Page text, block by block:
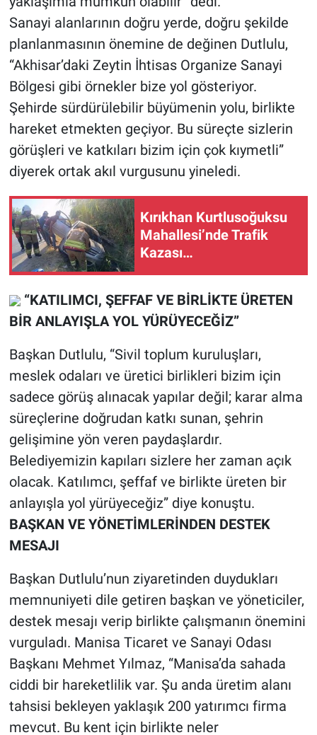
Sanayi alanlarının doğru yerde, doğru şekilde
planlanmasının önemine de değinen Dutlulu,
“Akhisar’daki Zeytin İhtisas Organize Sanayi
Bölgesi gibi örnekler bize yol gösteriyor.
Şehirde sürdürülebilir büyümenin yolu, birlikte
hareket etmekten geçiyor. Bu süreçte sizlerin
görüşleri ve katkıları bizim için çok kıymetli”
diyerek ortak akıl vurgusunu yineledi.
Kırıkhan Kurtlusoğuksu
Mahallesi’nde Trafik
Kazası…
“KATILIMCI, ŞEFFAF VE BİRLİKTE ÜRETEN
BİR ANLAYIŞLA YOL YÜRÜYECEĞİZ”
Başkan Dutlulu, “Sivil toplum kuruluşları,
meslek odaları ve üretici birlikleri bizim için
sadece görüş alınacak yapılar değil; karar alma
süreçlerine doğrudan katkı sunan, şehrin
gelişimine yön veren paydaşlardır.
Belediyemizin kapıları sizlere her zaman açık
olacak. Katılımcı, şeffaf ve birlikte üreten bir
anlayışla yol yürüyeceğiz” diye konuştu.
BAŞKAN VE YÖNETİMLERİNDEN DESTEK
MESAJI
Başkan Dutlulu’nun ziyaretinden duydukları
memnuniyeti dile getiren başkan ve yöneticiler,
destek mesajı verip birlikte çalışmanın önemini
vurguladı. Manisa Ticaret ve Sanayi Odası
Başkanı Mehmet Yılmaz, “Manisa’da sahada
ciddi bir hareketlilik var. Şu anda üretim alanı
tahsisi bekleyen yaklaşık 200 yatırımcı firma
mevcut. Bu kent için birlikte neler